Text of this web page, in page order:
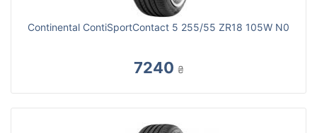
Continental ContiSportContact 5 255/55 ZR18 105W N0
7240 ₴